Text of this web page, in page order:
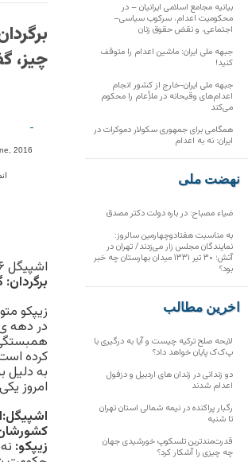
چیز،
-
2016
اشپیگل ۴،۶،۲۰۱۶
برگردان:
در دهه
کرده
به دلیل
امروز
زیپکو:
بیانیه مجامع اسلامی ایرانیان – در
محکومیت اعدام، سرکوب سیاسی–
اجتماعی، و نقض حقوق زنان
جبهه ملی ایران: ماشین اعدام را متوقف
کنید!
جبهه ملی ایران-خارج از کشور انجام
اعدام‌های وقیحانه در ملأِعام را محکوم
می‌کند
همگامی برای جمهوری سکولار دموکرات در
ایران: نه به اعدام
نهضت ملی
ضیاء مصباح: در باره دولت دکتر مصدق
به مناسبت هفتادوچهارمین سالروز:
نمایندگان مجلس زار می‌زدند/ تهران در
آتش؛ ۳۰ تیر ۱۳۳۱ میدان بهارستان چه خبر
بود؟
آخرین مطالب
لایحه صلح ترکیه چیست و آیا به درگیری با
پ‌ک‌ک پایان خواهد داد؟
دو زندانی در زندان های اردبیل و دزفول
اعدام شدند
رگبار پراکنده در نیمه شمالی استان تهران
تا شنبه
قدرت‌مندترین تلسکوپ خورشیدی جهان
چه چیزی را آشکار کرد؟